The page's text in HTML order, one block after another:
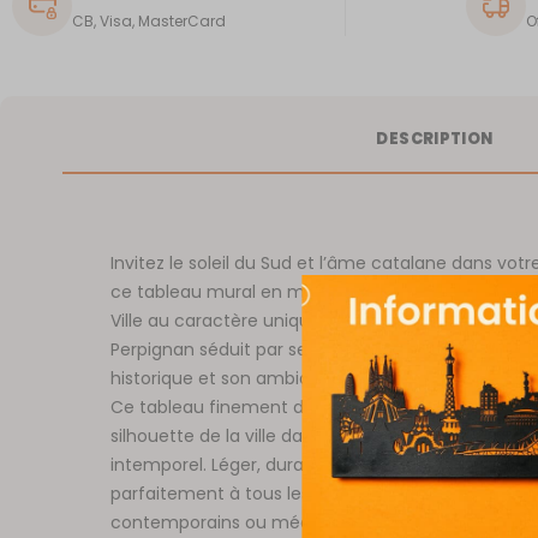
CB, Visa, MasterCard
DESCRIPTION
Invitez le soleil du Sud et l’âme catalane dans
ce tableau mural en métal découpé représentant
Ville au caractère unique, entre Méditerranée et
Perpignan séduit par ses ruelles colorées, son riche
historique et son ambiance chaleureuse aux
Ce tableau finement découpé évoque avec
silhouette de la ville dans un design moderne,
intemporel. Léger, durable et facile à accrocher, il
parfaitement à tous les styles d’intérieur, qu’ils
contemporains ou méditerranéens. Offrez à vos